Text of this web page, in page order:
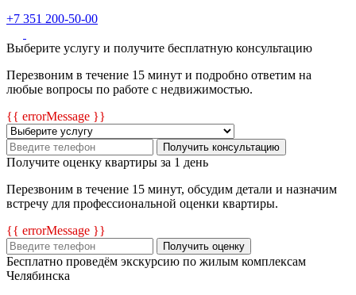
+7 351 200-50-00
Выберите услугу и получите бесплатную консультацию
Перезвоним в течение 15 минут и подробно ответим на
любые вопросы по работе с недвижимостью.
{{ errorMessage }}
Получить консультацию
Получите оценку квартиры за 1 день
Перезвоним в течение 15 минут, обсудим детали и назначим
встречу для профессиональной оценки квартиры.
{{ errorMessage }}
Получить оценку
Бесплатно проведём экскурсию по жилым комплексам
Челябинска